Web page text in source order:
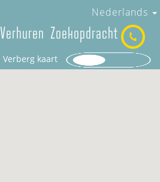
Nederlands
Verhuren Zoekopdracht
Verberg kaart